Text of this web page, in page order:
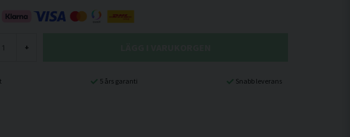
+
5 års garanti Snabb leverans